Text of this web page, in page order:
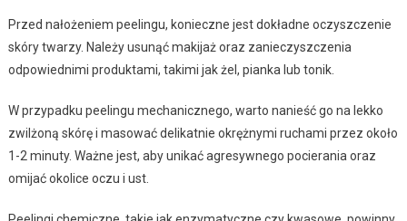
Przed nałożeniem peelingu, konieczne jest dokładne oczyszczenie
skóry twarzy. Należy usunąć makijaż oraz zanieczyszczenia
odpowiednimi produktami, takimi jak żel, pianka lub tonik.
W przypadku peelingu mechanicznego, warto nanieść go na lekko
zwilżoną skórę i masować delikatnie okrężnymi ruchami przez około
1-2 minuty. Ważne jest, aby unikać agresywnego pocierania oraz
omijać okolice oczu i ust.